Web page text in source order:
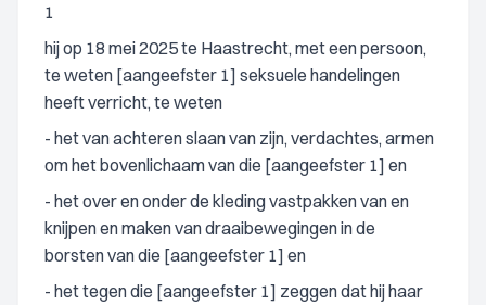
1
hij op 18 mei 2025 te Haastrecht, met een persoon,
te weten [aangeefster 1] seksuele handelingen
heeft verricht, te weten
- het van achteren slaan van zijn, verdachtes, armen
om het bovenlichaam van die [aangeefster 1] en
- het over en onder de kleding vastpakken van en
knijpen en maken van draaibewegingen in de
borsten van die [aangeefster 1] en
- het tegen die [aangeefster 1] zeggen dat hij haar